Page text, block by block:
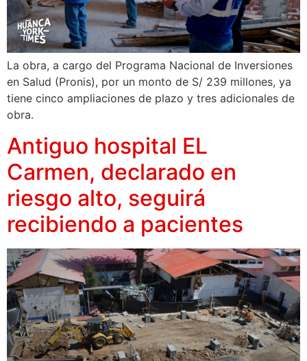
La obra, a cargo del Programa Nacional de Inversiones
en Salud (Pronis), por un monto de S/ 239 millones, ya
tiene cinco ampliaciones de plazo y tres adicionales de
obra.
Antiguo hospital EL
Carmen, declarado en
riesgo alto, seguirá
recibiendo a pacientes